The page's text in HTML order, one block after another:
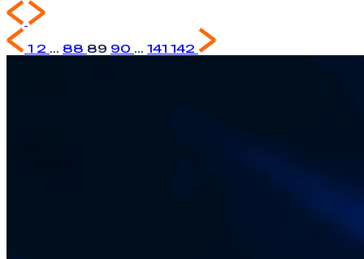
1 2 ... 88 89 90 ... 141 142